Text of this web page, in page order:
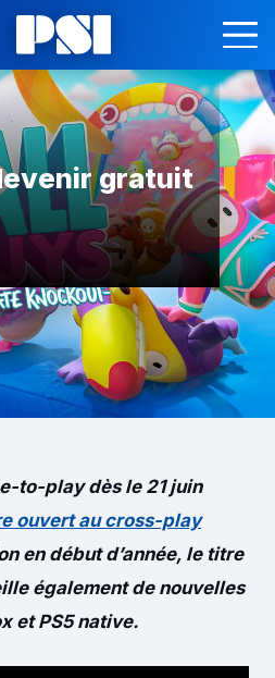
gratuit
to-play dès le 21 juin
ouvert au cross-play
en début d’année, le titre
également de nouvelles
et PS5 native.